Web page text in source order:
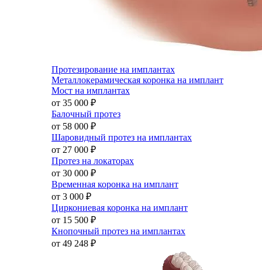
Протезирование на имплантах
Металлокерамическая коронка на имплант
Мост на имплантах
от 35 000 ₽
Балочный протез
от 58 000 ₽
Шаровидный протез на имплантах
от 27 000 ₽
Протез на локаторах
от 30 000 ₽
Временная коронка на имплант
от 3 000 ₽
Циркониевая коронка на имплант
от 15 500 ₽
Кнопочный протез на имплантах
от 49 248 ₽